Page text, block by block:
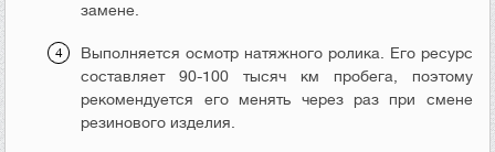
замене.
Выполняется осмотр натяжного ролика. Его ресурс
составляет 90-100 тысяч км пробега, поэтому
рекомендуется его менять через раз при смене
резинового изделия.